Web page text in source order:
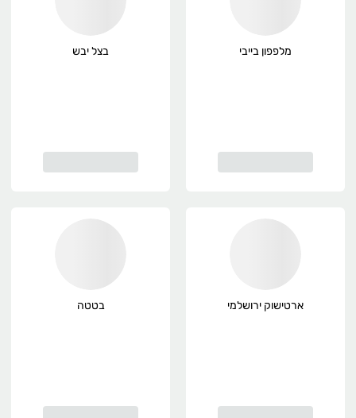
מלפפון בייבי בצל יבש
ארטישוק ירושלמי בטטה